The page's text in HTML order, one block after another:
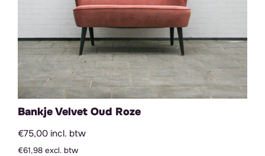
Bankje Velvet Oud Roze
€75,00 incl. btw
€61,98 excl. btw